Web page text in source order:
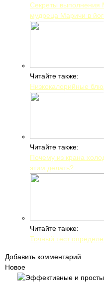
Секреты выполнения
мудреца Маричи в
Читайте также:
Низкокалорийные
Читайте также:
Почему из крана
этим делать?
Читайте также:
Точный тест
Добавить комментарий
Новое